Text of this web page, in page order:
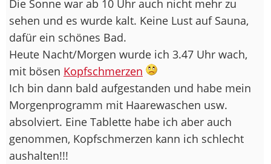
Die Sonne war ab 10 Uhr auch nicht mehr zu
sehen und es wurde kalt. Keine Lust auf Sauna,
dafür ein schönes Bad.
Heute Nacht/Morgen wurde ich 3.47 Uhr wach,
mit bösen Kopfschmerzen
Ich bin dann bald aufgestanden und habe mein
Morgenprogramm mit Haarewaschen usw.
absolviert. Eine Tablette habe ich aber auch
genommen, Kopfschmerzen kann ich schlecht
aushalten!!!